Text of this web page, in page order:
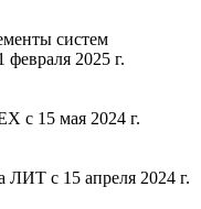
систем
2025 г.
с 15 мая 2024 г.
с 15 апреля 2024 г.